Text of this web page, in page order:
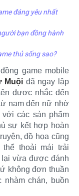
đáng yêu nhất
bạn đồng hành
thủ sống sao?
game mobile
Muội đã ngay lập
được nhắc đến
nam đến nữ nhờ
các sản phẩm
sự kết hợp hoàn
đồ họa cũng
thoải mái trải
lại vừa được đánh
không đơn thuần
nhàm chán, buồn